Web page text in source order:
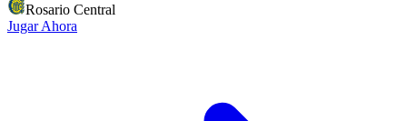
Rosario Central
Jugar Ahora